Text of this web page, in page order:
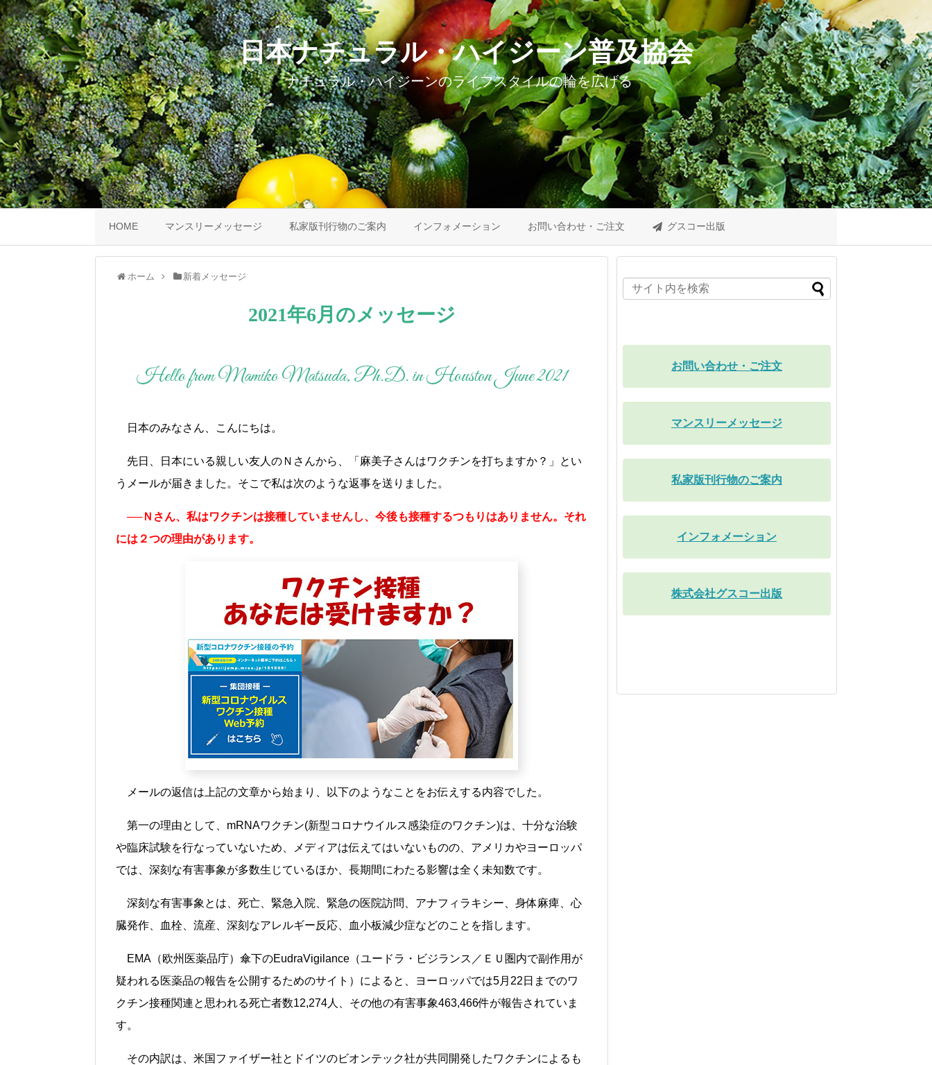
日本ナチュラル・ハイジーン普及協会
ナチュラル・ハイジーンのライフスタイルの輪を広げる
HOME マンスリーメッセージ 私家版刊行物のご案内 インフォメーション お問い合わせ・ご注文 グスコー出版
ホーム 新着メッセージ
2021年6月のメッセージ
Hello from Mamiko Matsuda, Ph.D. in Houston June 2021
日本のみなさん、こんにちは。
先日、日本にいる親しい友人のＮさんから、「麻美子さんはワクチンを打ちますか？」とい
うメールが届きました。そこで私は次のような返事を送りました。
──Ｎさん、私はワクチンは接種していませんし、今後も接種するつもりはありません。それ
には２つの理由があります。
メールの返信は上記の文章から始まり、以下のようなことをお伝えする内容でした。
第一の理由として、mRNAワクチン(新型コロナウイルス感染症のワクチン)は、十分な治験
や臨床試験を行なっていないため、メディアは伝えてはいないものの、アメリカやヨーロッパ
では、深刻な有害事象が多数生じているほか、長期間にわたる影響は全く未知数です。
深刻な有害事象とは、死亡、緊急入院、緊急の医院訪問、アナフィラキシー、身体麻痺、心
臓発作、血栓、流産、深刻なアレルギー反応、血小板減少症などのことを指します。
EMA（欧州医薬品庁）傘下のEudraVigilance（ユードラ・ビジランス／ＥＵ圏内で副作用が
疑われる医薬品の報告を公開するためのサイト）によると、ヨーロッパでは5月22日までのワ
クチン接種関連と思われる死亡者数12,274人、その他の有害事象463,466件が報告されていま
す。
その内訳は、米国ファイザー社とドイツのビオンテック社が共同開発したワクチンによるも
お問い合わせ・ご注文
マンスリーメッセージ
私家版刊行物のご案内
インフォメーション
株式会社グスコー出版